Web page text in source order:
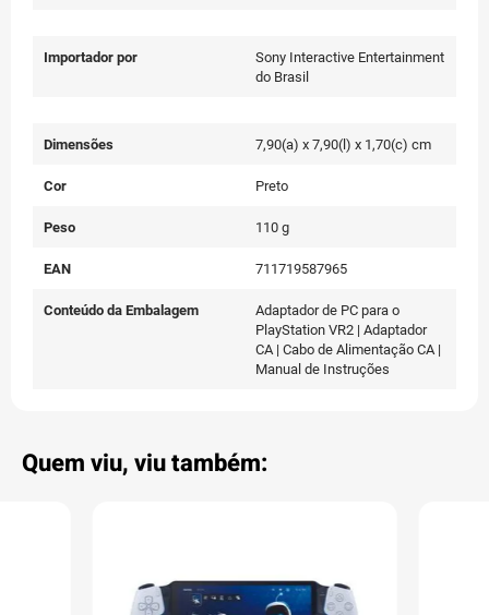
Importador por
Sony Interactive Entertainment
do Brasil
Dimensões 7,90(a) x 7,90(l) x 1,70(c) cm
Cor Preto
Peso 110 g
EAN 711719587965
Conteúdo da Embalagem
Adaptador de PC para o
PlayStation VR2 | Adaptador
CA | Cabo de Alimentação CA |
Manual de Instruções
Quem viu, viu também: